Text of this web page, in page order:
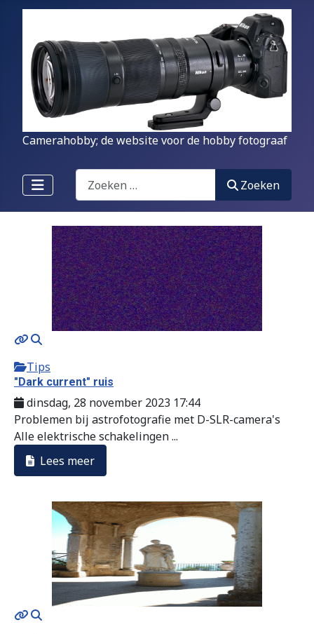
Camerahobby; de website voor de hobby fotograaf
Zoeken
Zoeken
Tips
"Dark current" ruis
dinsdag, 28 november 2023 17:44
Problemen bij astrofotografie met D-SLR-camera's
Alle elektrische schakelingen ...
Lees meer